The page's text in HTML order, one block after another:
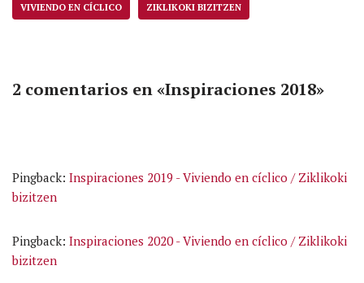
VIVIENDO EN CÍCLICO ZIKLIKOKI BIZITZEN
2 comentarios en «Inspiraciones 2018»
Pingback: Inspiraciones 2019 - Viviendo en cíclico / Ziklikoki
bizitzen
Pingback: Inspiraciones 2020 - Viviendo en cíclico / Ziklikoki
bizitzen